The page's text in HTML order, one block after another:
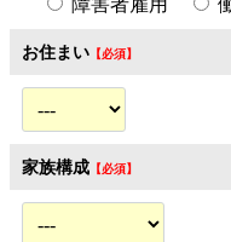
障害者雇用
お住まい
家族構成